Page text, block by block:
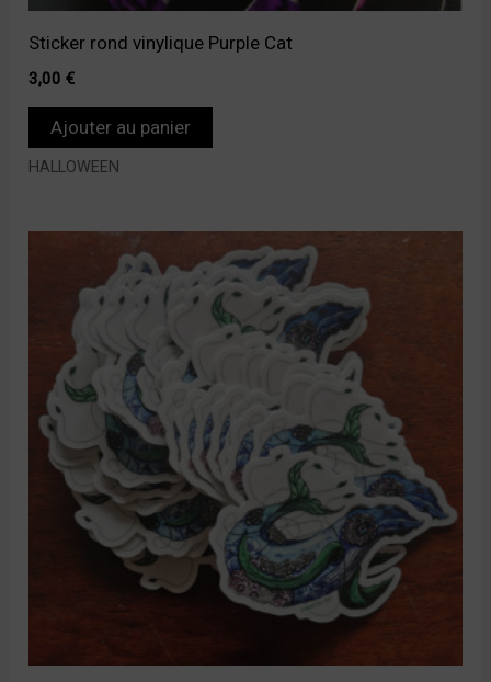
Sticker rond vinylique Purple Cat
3,00€
Ajouter au panier
HALLOWEEN